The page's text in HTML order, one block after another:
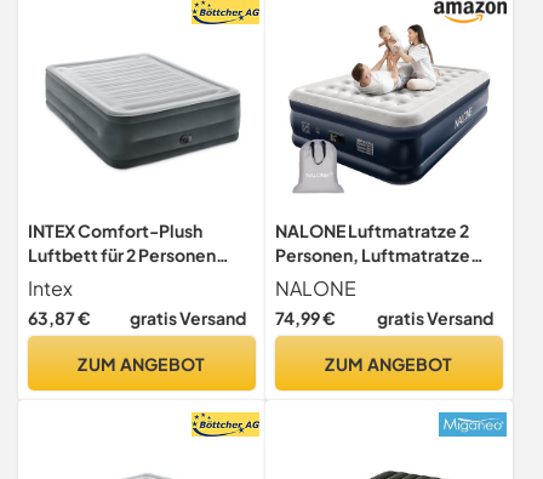
INTEX Comfort-Plush
Luftbett für 2 Personen
(152×203×56 cm) max. 272
KG – mit integrierter
Elektropumpe – Gästebett
Matratze mit Fiber-Tech-
Intex
63,87 € gratis Versand
ZUM ANGEBOT
NALONE Luftmatratze 2
Personen, Luftmatratze
Selbstaufblasend mit
Integrierter Pumpe,
Luftbett Selbstaufblasend
Matratze für Camping &
NALONE
74,99 € gratis Versand
ZUM ANGEBOT